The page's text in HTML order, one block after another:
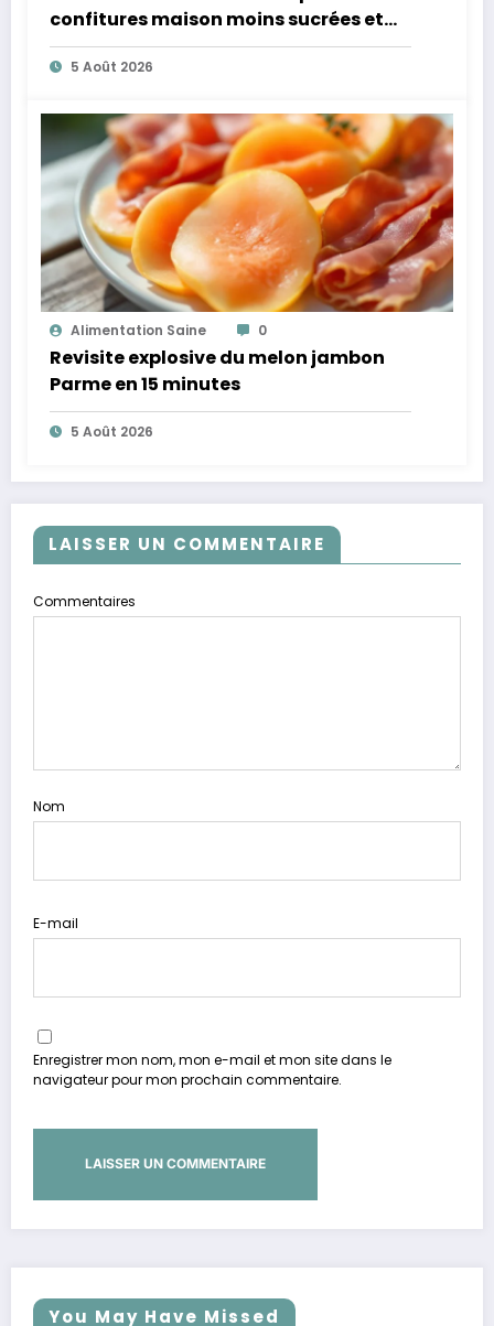
confitures maison moins sucrées et
plus légères
5 Août 2026
Alimentation Saine 0
Revisite explosive du melon jambon
Parme en 15 minutes
5 Août 2026
LAISSER UN COMMENTAIRE
Commentaires
Nom
E-mail
Enregistrer mon nom, mon e-mail et mon site dans le
navigateur pour mon prochain commentaire.
You May Have Missed